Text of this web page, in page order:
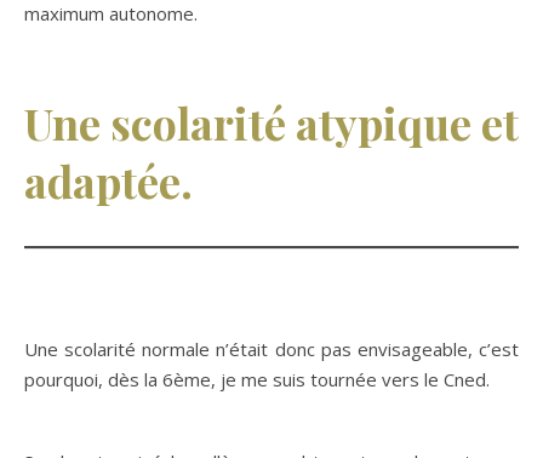
maximum autonome.
Une scolarité atypique et
adaptée.
Une scolarité normale n’était donc pas envisageable, c’est
pourquoi, dès la 6ème, je me suis tournée vers le Cned.